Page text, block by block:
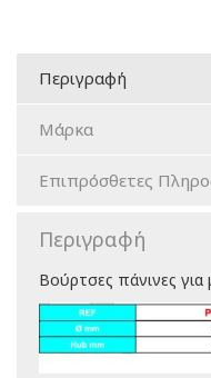
Περιγραφή
Μάρκα
Επιπρόσθετες
Περιγραφή
Βούρτσες πάνινες για